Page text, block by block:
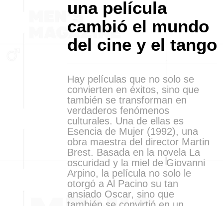
una película
cambió el mundo
del cine y el tango
Hay películas que no solo se
convierten en éxitos, sino que
también se transforman en
verdaderos fenómenos
culturales. Una de ellas es
Esencia de Mujer (1992), una
obra maestra del director Martin
Brest. Basada en la novela La
oscuridad y la miel de Giovanni
Arpino, la película no solo le
otorgó a Al Pacino su tan
ansiado Oscar, sino que